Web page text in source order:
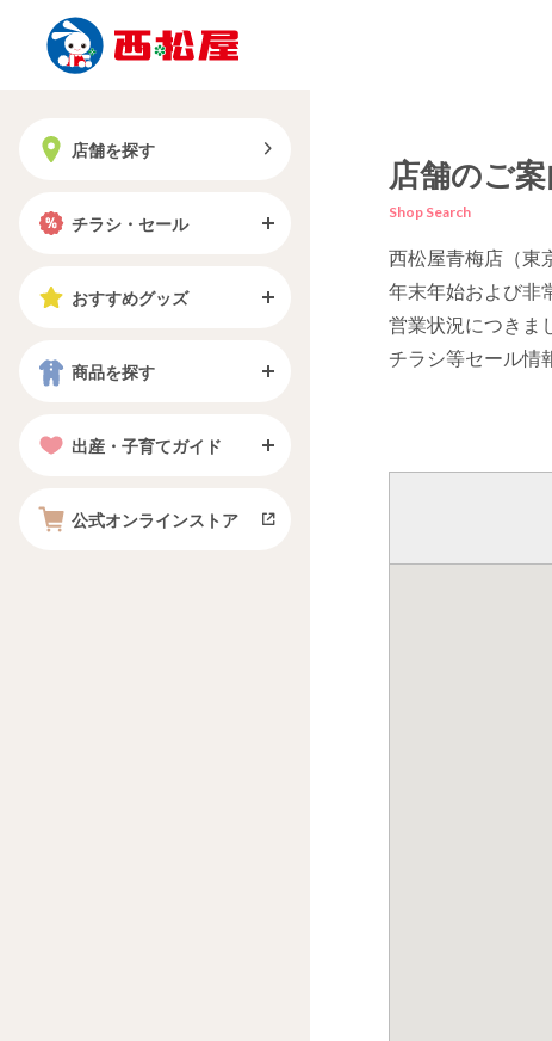
店舗を探す
チラシ・セール
おすすめグッズ
商品を探す
出産・子育てガイド
公式オンラインストア
店舗のご案
Shop Search
西松屋青梅店（東
年末年始および非
営業状況につきま
チラシ等セール情